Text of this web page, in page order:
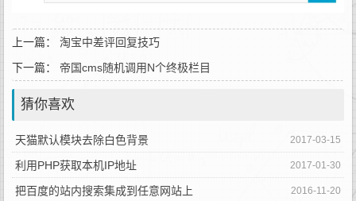
上一篇： 淘宝中差评回复技巧
下一篇： 帝国cms随机调用N个终极栏目
猜你喜欢
2017-03-15
天猫默认模块去除白色背景
2017-01-30
利用PHP获取本机IP地址
2016-11-20
把百度的站内搜索集成到任意网站上